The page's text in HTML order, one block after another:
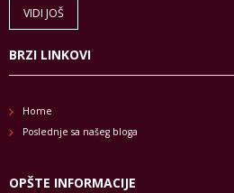
VIDI JOŠ
BRZI LINKOVI
Home
Poslednje sa našeg bloga
OPŠTE INFORMACIJE